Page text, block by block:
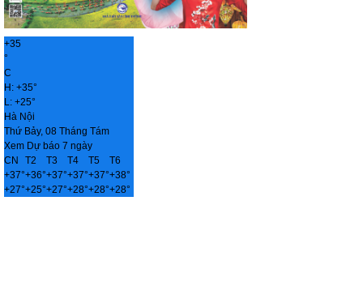
+35
°
C
H: +35°
L: +25°
Hà Nội
Thứ Bảy, 08 Tháng Tám
Xem Dự báo 7 ngày
CN
T2 T3 T4 T5
T6
+37°+36°+37°+37°+37°+38°
+27°+25°+27°+28°+28°+28°